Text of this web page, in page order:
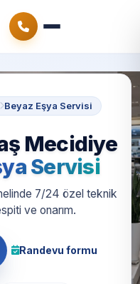
Beyaz Eşya Servisi
Mecidiye
Servisi
7/24 özel teknik
ve onarım.
Randevu formu